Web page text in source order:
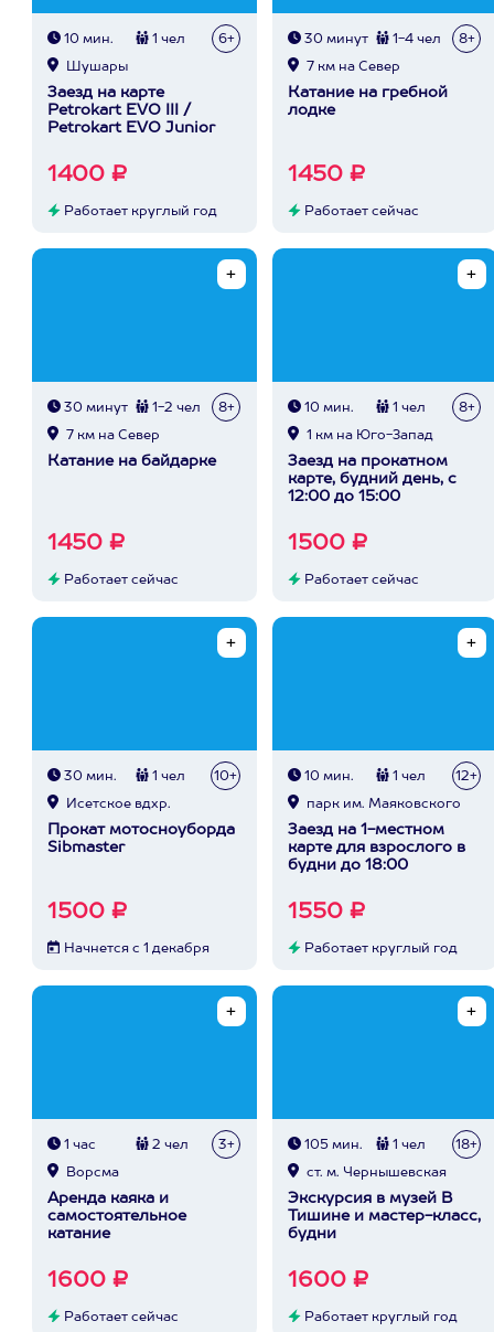
10 мин. 1 чел 6+
Шушары
Заезд на карте
Petrokart EVO III /
Petrokart EVO Junior
1400 ₽
Работает круглый год
30 минут 1-4 чел 8+
7 км на Север
Катание на гребной
лодке
1450 ₽
Работает сейчас
30 минут 1-2 чел 8+
7 км на Север
Катание на байдарке
1450 ₽
Работает сейчас
10 мин. 1 чел 8+
1 км на Юго-Запад
Заезд на прокатном
карте, будний день, с
12:00 до 15:00
1500 ₽
Работает сейчас
30 мин. 1 чел 10+
Исетское вдхр.
Прокат мотосноуборда
Sibmaster
1500 ₽
Начнется с 1 декабря
10 мин. 1 чел 12+
парк им. Маяковского
Заезд на 1-местном
карте для взрослого в
будни до 18:00
1550 ₽
Работает круглый год
1 час 2 чел 3+
Ворсма
Аренда каяка и
самостоятельное
катание
1600 ₽
Работает сейчас
105 мин. 1 чел 18+
ст. м. Чернышевская
Экскурсия в музей В
Тишине и мастер-класс,
будни
1600 ₽
Работает круглый год